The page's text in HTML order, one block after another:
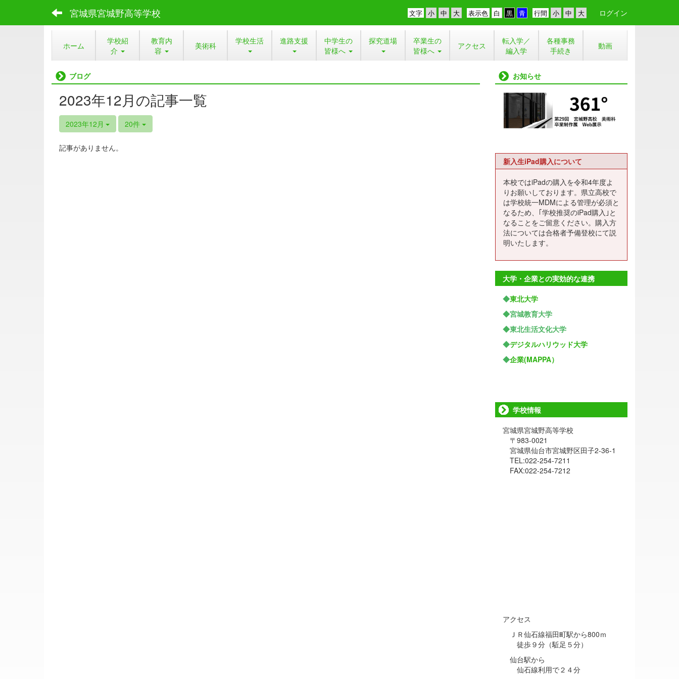
宮城県宮城野高等学校 行間
表示色
文字 ログイン
ホーム
学校紹
介
教育内
容
美術科 学校生活 進路支援
中学生の
皆様へ
探究道場
卒業生の
皆様へ
アクセス
転入学／
編入学
各種事務
手続き
動画
ブログ
2023年12月の記事一覧
2023年12月 20件
記事がありません。
お知らせ
新入生iPad購入について
本校ではiPadの購入を令和4年度よ
りお願いしております。県立高校で
は学校統一MDMによる管理が必須と
なるため、｢学校推奨のiPad購入｣と
なることをご留意ください。購入方
法については合格者予備登校にて説
明いたします。
大学・企業との実効的な連携
◆東北大学
◆宮城教育大学
◆東北生活文化大学
◆デジタルハリウッド大学
◆企業(MAPPA）
学校情報
宮城県宮城野高等学校
〒983-0021
宮城県仙台市宮城野区田子2-36-1
TEL:022-254-7211
FAX:022-254-7212
アクセス
ＪＲ仙石線福田町駅から800ｍ
徒歩９分（駈足５分）
仙台駅から
仙石線利用で２４分